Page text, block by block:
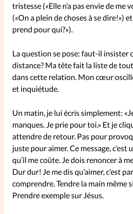
RelationnElles
Si(x) simple de...
SpirituElles devient
Aujourd’hui!
Faire un don
tristesse («Elle n’a pas envie de me
(«On a plein de choses à se dire!»)
prend pour qui?»).
La question se pose: faut-il insister
distance? Ma tête fait la liste de tout
dans cette relation. Mon cœur
et inquiétude.
Un matin, je lui écris simplement:
manques. Je prie pour toi.» Et je
attendre de retour. Pas pour
juste pour aimer. Ce message, c’est
qu’il me coûte. Je dois renoncer à
Dur dur! Je me dis qu’aimer, c’est
comprendre. Tendre la main même
Prendre exemple sur Jésus.